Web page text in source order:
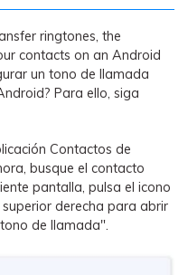
ringtones, the
contacts on an Android
un tono de llamada
Para ello, siga
Contactos de
busque el contacto
pantalla, pulsa el icono
derecha para abrir
de llamada".